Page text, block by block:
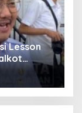
Lesson